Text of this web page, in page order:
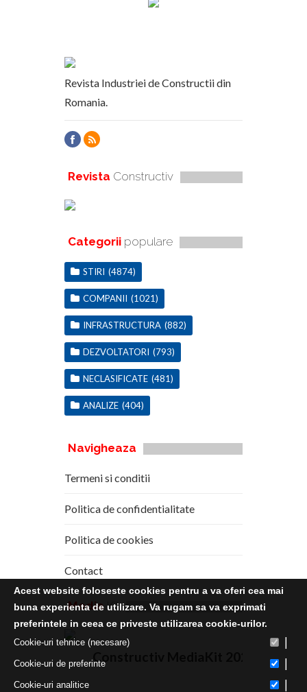
Revista Industriei de Constructii din
Romania.
Revista Constructiv
Categorii populare
STIRI (4874)
COMPANII (1021)
INFRASTRUCTURA (882)
DEZVOLTATORI (793)
NECLASIFICATE (481)
ANALIZE (404)
Navigheaza
Termeni si conditii
Politica de confidentialitate
Politica de cookies
Contact
Media Kit
Constructiv MediaKit 2020
Acest website foloseste cookies pentru a va oferi cea mai
buna experienta de utilizare. Va rugam sa va exprimati
preferintele in ceea ce priveste utilizarea cookie-urilor.
Cookie-uri tehnice (necesare)
Cookie-uri de preferinte
Cookie-uri analitice